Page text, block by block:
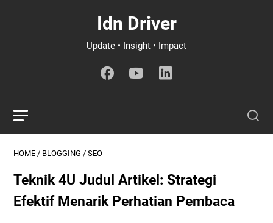
Idn Driver
Update • Insight • Impact
HOME / BLOGGING / SEO
Teknik 4U Judul Artikel: Strategi
Efektif Menarik Perhatian Pembaca